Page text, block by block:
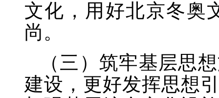
文化，用好北京冬奥
尚。
（三）筑牢基层思
建设，更好发挥思想